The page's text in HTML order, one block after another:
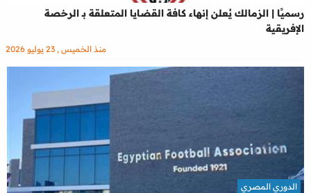
رسميًا | الزمالك يُعلن إنهاء كافة القضايا المتعلقة بـ الرخصة
الإفريقية
منذ الخميس , 23 يوليو 2026
الدوري المصري